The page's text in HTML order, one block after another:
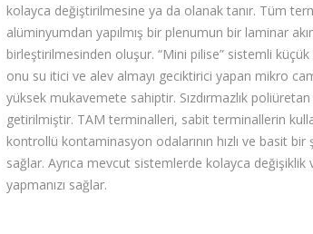
kolayca değiştirilmesine ya da olanak tanır. Tüm
alüminyumdan yapılmış bir plenumun bir laminar
birleştirilmesinden oluşur. “Mini pilise” sistemli küçük
onu su itici ve alev almayı geciktirici yapan mikro
yüksek mukavemete sahiptir. Sızdırmazlık
getirilmiştir. TAM terminalleri, sabit terminallerin
kontrollü kontaminasyon odalarının hızlı ve basit bir
sağlar. Ayrıca mevcut sistemlerde kolayca değişiklik
yapmanızı sağlar.